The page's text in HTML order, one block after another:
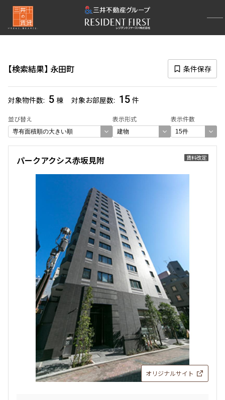
検索結果 永田町 条件保存
対象物件数 5 棟 対象お部屋数 15 件
並び替え 表示形式 表示件数
再検索ナビゲーション
選択中の路線
有楽町線
(400)
選択中の駅
永田町
(32)
選び方を変更する
検索対象お部屋数
15件
お部屋を再検索
検索結果の絞り込み
〜
賃料改定
パークアクシス赤坂見附
オリジナルサイト